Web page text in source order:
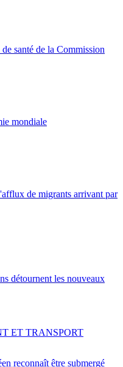
santé de la Commission
mondiale
de migrants arrivant par
détournent les nouveaux
reconnaît être submergé
ET TRANSPORT